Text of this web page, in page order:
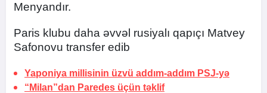
Menyandır.
Paris klubu daha əvvəl rusiyalı qapıçı Matvey
Safonovu transfer edib
Yaponiya millisinin üzvü addım-addım PSJ-yə
“Milan”dan Paredes üçün təklif